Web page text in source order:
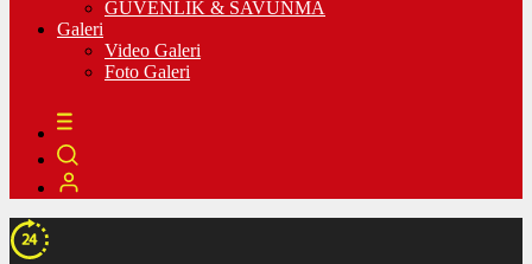
GÜVENLİK & SAVUNMA
Galeri
Video Galeri
Foto Galeri